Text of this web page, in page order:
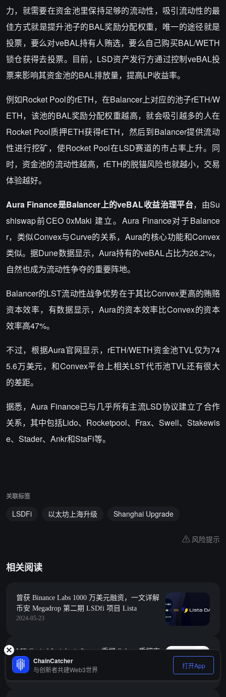
力，就需要在资金池里保持足够的流动性，吸引流动性的最
佳方式就是提升池子的BAL奖励分配权重，唯一的途径就是
投票，要么对veBAL持有人贿选，要么自己购买BAL/WETH
锁仓获得去投票。目前，LSD资产发行方通过控制veBAL投
票来影响其资金池的BAL排放量，提高LP收益率。
例如Rocket Pool的rETH，在Balancer上对应的池子rETH/W
ETH，该池的BAL奖励分配权重越高，就会吸引越多的人在
Rocket Pool质押ETH获得rETH，然后到Balancer提供流动
性进行挖矿，使Rocket Pool在LSD赛道的市占率上升。同
时，资金池的流动性越高，rETH的脱锚风险也就越小，交易
体验越好。
Aura Finance是Balancer上的veBAL收益治理平台，由Su
shiswap前CEO 0xMaki 建立。Aura Finance对于Balance
r，类似Convex与Curve的关系，Aura的核心功能和Convex
类似。据Dune数据显示，Aura持有的veBAL占比为26.2%，
自然也成为流动性争夺的重要阵地。
Balancer的LST流动性战争优势在于其比Convex更高的贿赂
资本效率，有数据显示，Aura的资本效率比Convex的资本
效率高47%。
不过，根据Aura官网显示，rETH/WETH资金池TVL仅为74
5.6万美元，和Convex平台上相关LST代币池TVL还有很大
的差距。
据悉，Aura Finance已与几乎所有主流LSD协议建立了合作
关系，其中包括Lido、Rocketpool、Frax、Swell、Stakewis
e、Stader、Ankr和StaFi等。
关联标签
LSDFi 以太坊上海升级 Shanghai Upgrade
风险提示
相关阅读
曾获 Binance Labs 1000 万美元融资，一文详解
币安 Megadrop 第二期 LSDfi 项目 Lista
2024-05-23
MT Capital Insights：Jito — 重塑 Solana 质押市
场格局
2023-12-07
ChainCatcher
与创新者共建Web3世界 打开App